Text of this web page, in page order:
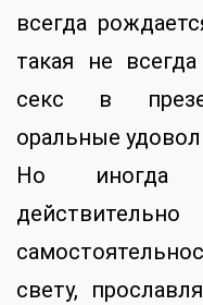
всегда
такая не
секс в
оральные
Но иногда
свету,